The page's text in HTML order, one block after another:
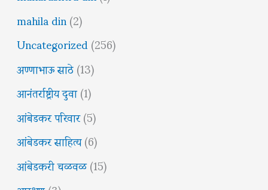
mahila din(2)
Uncategorized(256)
अण्णाभाऊ साठे(13)
आनंतर्राष्ट्रीय दुवा(1)
आंबेडकर परिवार(5)
आंबेडकर साहित्य(6)
आंबेडकरी चळवळ(15)